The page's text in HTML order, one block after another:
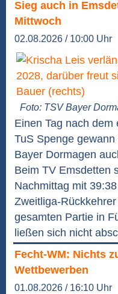
Sieg auch in
Mittwoch
02.08.2026 / 10:00 Uhr
Foto: TSV Bayer
Einen Tag nach dem
TuS Spenge
Bayer Dormagen
Beim TV Emsdetten
Nachmittag mit
Zweitliga-
gesamten Partie in
ließen sich nicht
Fecht-WM: Nichts
Wettbewerben
01.08.2026 / 16:10 Uhr